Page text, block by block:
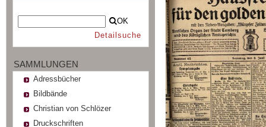
OK
Detailsuche
SAMMLUNGEN
Adressbücher
Bildbände
Christian von Schlözer
Druckschriften